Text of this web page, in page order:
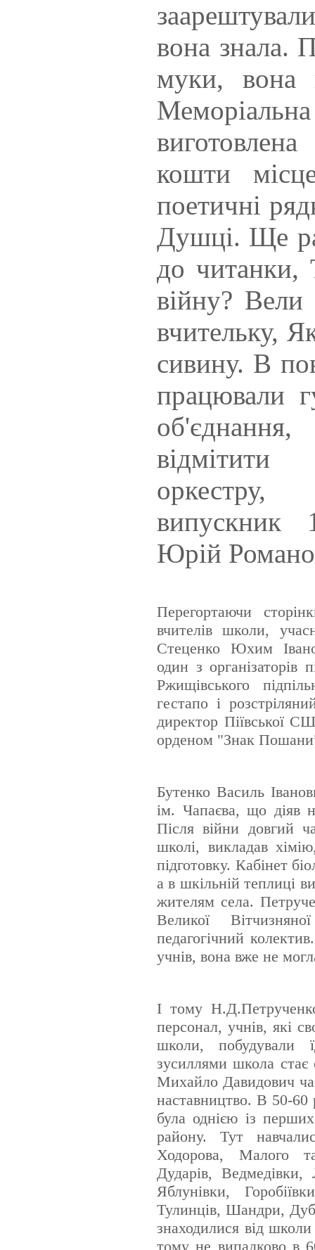
вона знала.
муки, вона
кошти
поетичні
Душці. Ще
до читанки,
війну? Вели
вчительку,
сивину. В
працювали
відмітити
випускник
Юрій
Перегортаючи
вчителів школи,
Стеценко Юхим
один з організаторів
Ржищівського
гестапо і
директор Піївської
орденом "Знак
Бутенко Василь
ім. Чапаєва, що діяв
Після війни довгий
школі, викладав
підготовку. Кабінет
а в шкільній теплиці
жителям села.
Великої
педагогічний
учнів, вона вже не
І тому
персонал, учнів, які
школи, побудували
зусиллями школа
Михайло Давидович
наставництво. В 50-60
була однією із
району. Тут
Ходорова, Малого
Дударів, Ведмедівки,
Яблунівки,
Тулинців, Шандри,
знаходилися від школи
тому не випадково в